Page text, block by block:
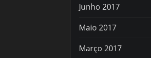
Junho 2017
Maio 2017
Março 2017